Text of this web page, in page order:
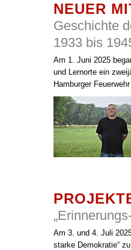
NEUER
Geschichte
1933 bis
Am 1. Juni 2025
und Lernorte ein
Hamburger
Am 3. und 4. Juli
starke Demokratie“